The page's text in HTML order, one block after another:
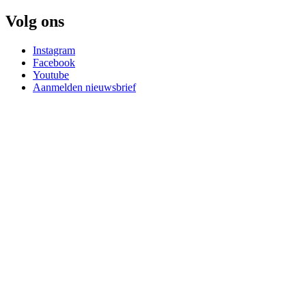
Volg ons
Instagram
Facebook
Youtube
Aanmelden nieuwsbrief